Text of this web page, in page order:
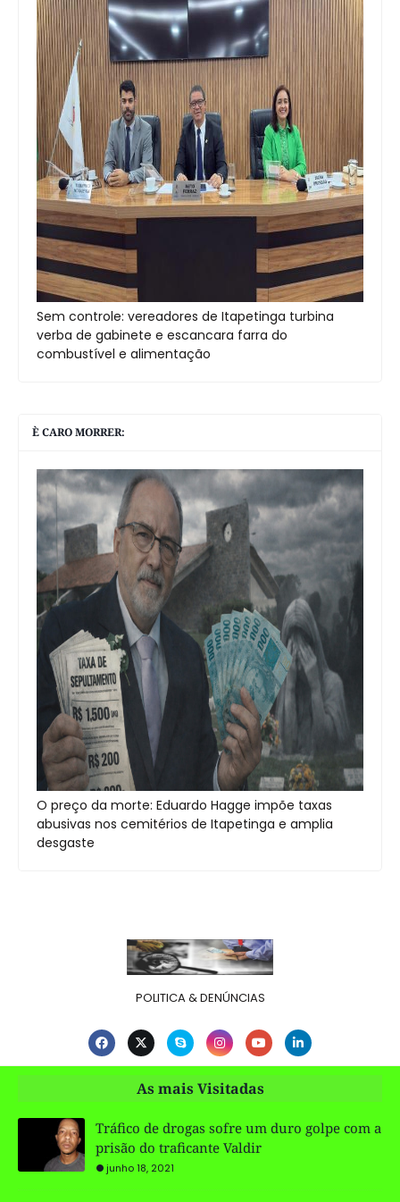
Sem controle: vereadores de Itapetinga turbina
verba de gabinete e escancara farra do
combustível e alimentação
È CARO MORRER:
O preço da morte: Eduardo Hagge impõe taxas
abusivas nos cemitérios de Itapetinga e amplia
desgaste
POLITICA & DENÚNCIAS
As mais Visitadas
Tráfico de drogas sofre um duro golpe com a
prisão do traficante Valdir
junho 18, 2021